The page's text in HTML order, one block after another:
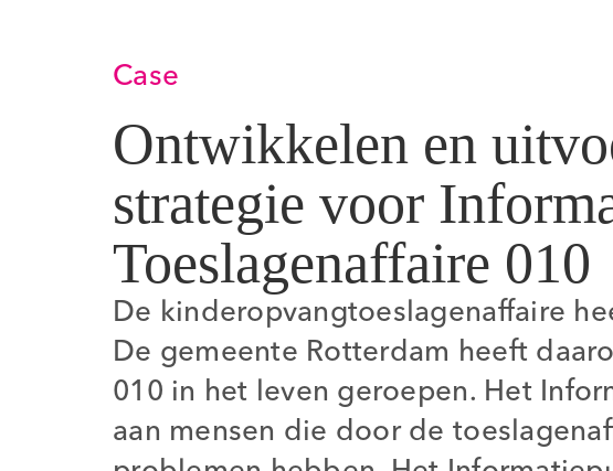
Case
Ontwikkelen en
strategie voor
Toeslagenaffaire 010
De kinderopvangtoeslagenaffaire
De gemeente Rotterdam heeft
010 in het leven geroepen. Het
aan mensen die door de